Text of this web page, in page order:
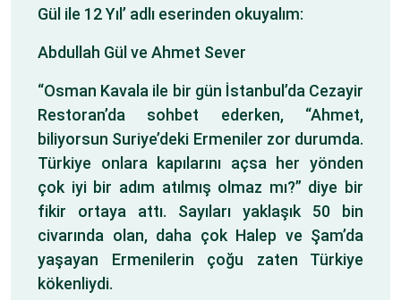
Gül ile 12 Yıl’ adlı eserinden okuyalım:
Abdullah Gül ve Ahmet Sever
“Osman Kavala ile bir gün İstanbul’da Cezayir
Restoran’da sohbet ederken, “Ahmet,
biliyorsun Suriye’deki Ermeniler zor durumda.
Türkiye onlara kapılarını açsa her yönden
çok iyi bir adım atılmış olmaz mı?” diye bir
fikir ortaya attı. Sayıları yaklaşık 50 bin
civarında olan, daha çok Halep ve Şam’da
yaşayan Ermenilerin çoğu zaten Türkiye
kökenliydi.